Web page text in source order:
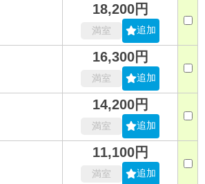
18,200円
満室 追加
16,300円
満室 追加
14,200円
満室 追加
11,100円
満室 追加